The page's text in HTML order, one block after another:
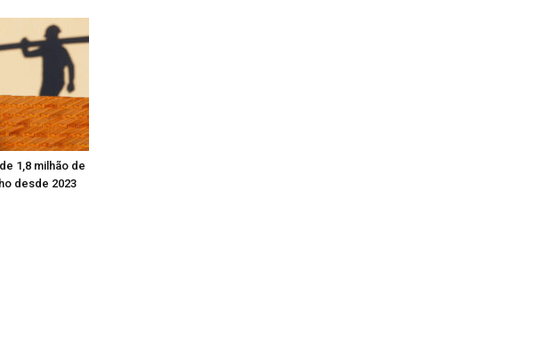
1,8 milhão de
desde 2023